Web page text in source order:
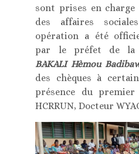
sont prises en charge
des affaires
opération a été
par le préfet de la
BAKALI Hèmou
des chèques à
présence du
HCRRUN, Docteur